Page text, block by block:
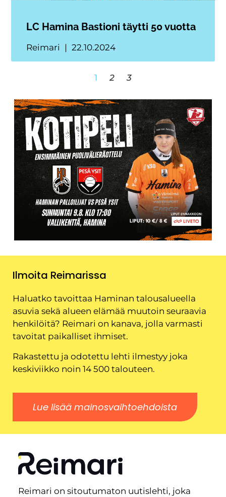
LC Hamina Bastioni täytti 50 vuotta
Reimari 22.10.2024
1 2 3
Ilmoita Reimarissa
Haluatko tavoittaa Haminan talousalueella
asuvia sekä alueen elämää muutoin seuraavia
henkilöitä? Reimari on kanava, jolla varmasti
tavoitat paikalliset ihmiset.
Rakastettu ja odotettu lehti ilmestyy joka
keskiviikko noin 14 500 talouteen.
Lue lisää mainosvaihtoehdoista
Reimari on sitoutumaton uutislehti, joka